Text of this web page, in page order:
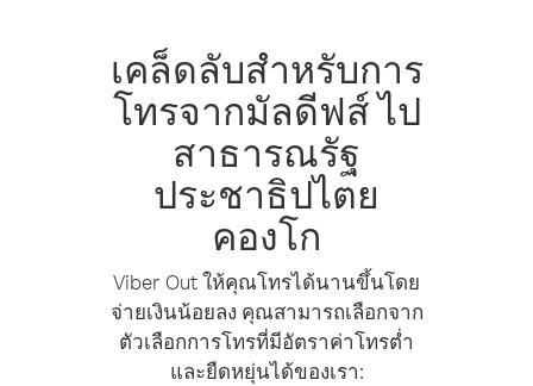
เคล็ดลับสำหรับการ
โทรจากมัลดีฟส์ ไป
สาธารณรัฐ
ประชาธิปไตย
คองโก
Viber Out ให้คุณโทรได้นานขึ้นโดย
จ่ายเงินน้อยลง คุณสามารถเลือกจาก
ตัวเลือกการโทรที่มีอัตราค่าโทรต่ำ
และยืดหยุ่นได้ของเรา: